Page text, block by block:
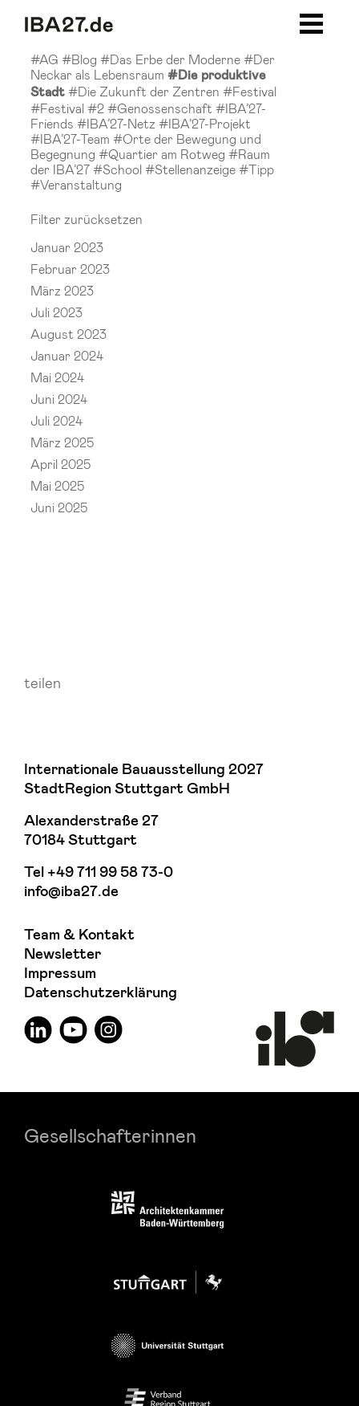
teilen
#AG #Blog #Das Erbe der Moderne #Der
Neckar als Lebensraum #Die produktive
Stadt #Die Zukunft der Zentren #Festival
#Festival #2 #Genossenschaft #IBA’27-
Friends #IBA’27-Netz #IBA’27-Projekt
#IBA’27-Team #Orte der Bewegung und
Begegnung #Quartier am Rotweg #Raum
der IBA’27 #School #Stellenanzeige #Tipp
#Veranstaltung
Filter zurücksetzen
Januar 2023
Februar 2023
März 2023
Juli 2023
August 2023
Januar 2024
Mai 2024
Juni 2024
Juli 2024
März 2025
April 2025
Mai 2025
Juni 2025
Internationale Bauausstellung 2027
StadtRegion Stuttgart GmbH
Alexanderstraße 27
70184 Stuttgart
Tel +49 711 99 58 73-0
info@iba27.de
Team & Kontakt
Newsletter
Impressum
Datenschutzerklärung
Gesellschafterinnen